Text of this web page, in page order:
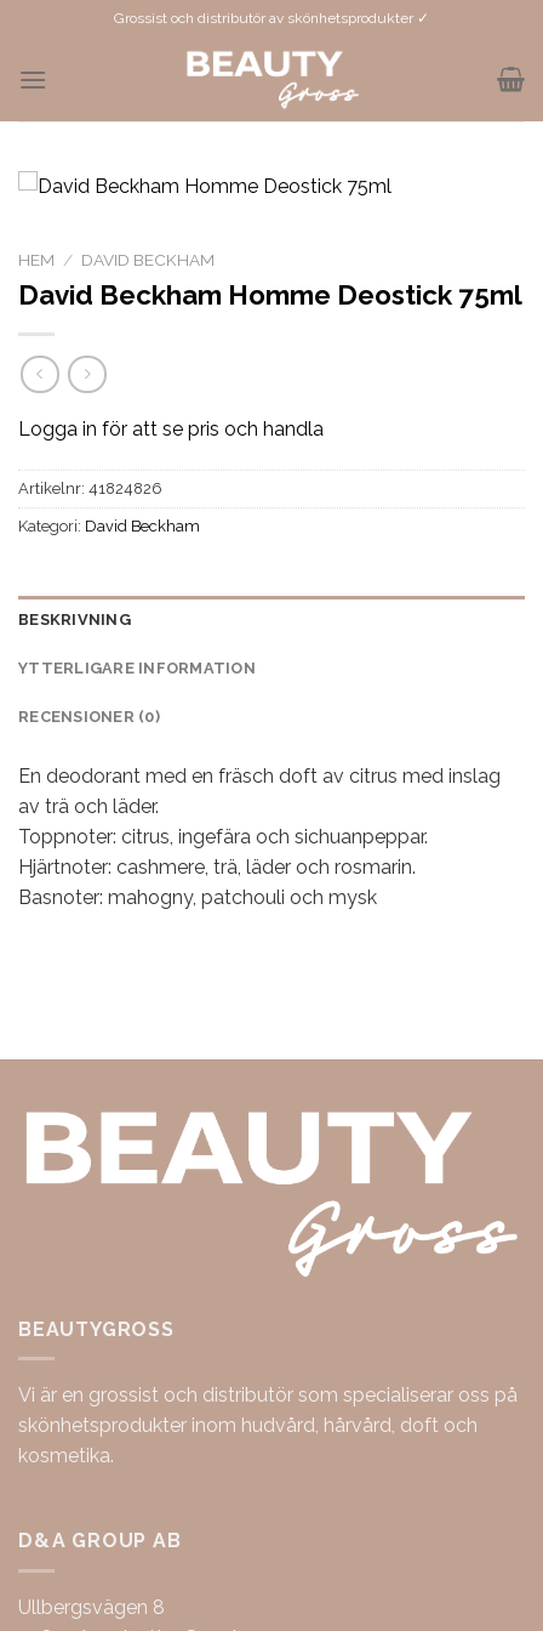
content
Grossist och distributör av skönhetsprodukter ✓
HEM / DAVID BECKHAM
David Beckham Homme Deostick 75ml
Logga in för att se pris och handla
Artikelnr: 41824826
Kategori: David Beckham
BESKRIVNING
YTTERLIGARE INFORMATION
RECENSIONER (0)
En deodorant med en fräsch doft av citrus med inslag
av trä och läder.
Toppnoter: citrus, ingefära och sichuanpeppar.
Hjärtnoter: cashmere, trä, läder och rosmarin.
Basnoter: mahogny, patchouli och mysk
BEAUTYGROSS
Vi är en grossist och distributör som specialiserar oss på
skönhetsprodukter inom hudvård, hårvård, doft och
kosmetika.
D&A GROUP AB
Ullbergsvägen 8